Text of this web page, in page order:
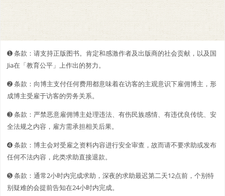
➊️ 条款：请支持正版图书。肯定和感激作者及出版商的社会贡献，以及国
Jia在「教育公平」上作出的努力。
➋️️ 条款：向博主支付任何费用都意味着在访客的主观意识下雇佣博主，形
成博主受雇于访客的劳务关系。
➌ 条款：严禁恶意雇佣博主处理违法、有伤民族感情、有违优良传统、安
全法规之内容，雇方需承担相关后果。
➍ 条款：博主会对受雇之资料内容进行安全审查，故而请不要求助或发布
任何不法内容，此类求助直接退款。
➎ 条款：通常2小时内完成求助，深夜的求助最迟第二天12点前，个别特
别疑难的会提前告知在24小时内完成。